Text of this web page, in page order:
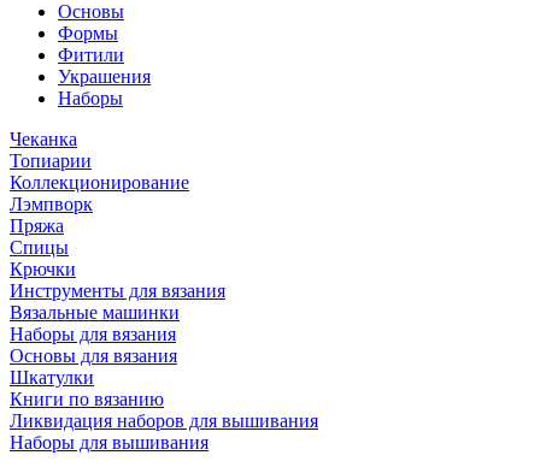
Основы
Формы
Фитили
Украшения
Наборы
Чеканка
Топиарии
Коллекционирование
Лэмпворк
Пряжа
Спицы
Крючки
Инструменты для вязания
Вязальные машинки
Наборы для вязания
Основы для вязания
Шкатулки
Книги по вязанию
Ликвидация наборов для вышивания
Наборы для вышивания